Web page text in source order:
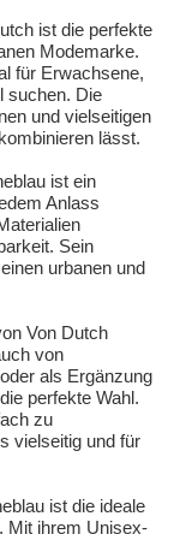
ist die perfekte
Modemarke.
für Erwachsene,
suchen. Die
und vielseitigen
lässt.
ist ein
Anlass
Sein
urbanen und
Von Dutch
von
als Ergänzung
perfekte Wahl.
zu
vielseitig und für
ist die ideale
Mit ihrem Unisex-